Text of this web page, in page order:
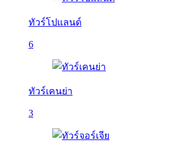
ทัวร์โปแลนด์
6
ทัวร์เคนย่า
3